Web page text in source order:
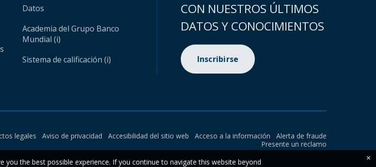
Datos
Academia del Grupo Banco
Mundial (i)
Sistema de calificación (i)
CON NUESTROS ÚLTIMOS
DATOS Y CONOCIMIENTOS
Inscribirse
legales Aviso de privacidad Accesibilidad del sitio web Acceso a la información
Alerta de fraude
Presente un reclamo
you the best possible experience. If you continue to navigate this website beyond
×